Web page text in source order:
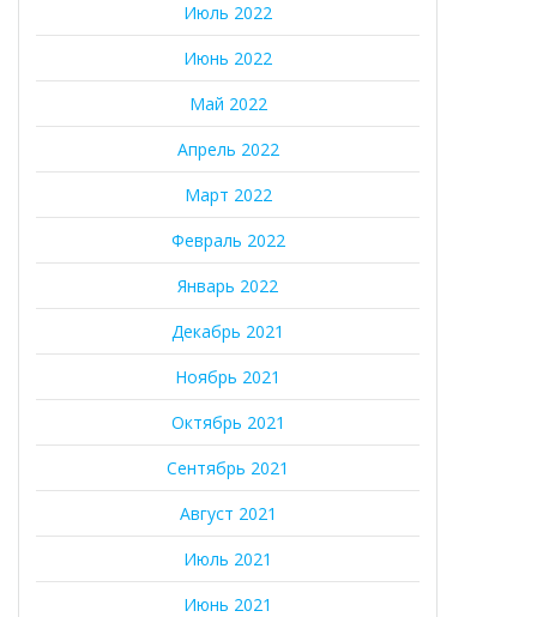
Июль 2022
Июнь 2022
Май 2022
Апрель 2022
Март 2022
Февраль 2022
Январь 2022
Декабрь 2021
Ноябрь 2021
Октябрь 2021
Сентябрь 2021
Август 2021
Июль 2021
Июнь 2021